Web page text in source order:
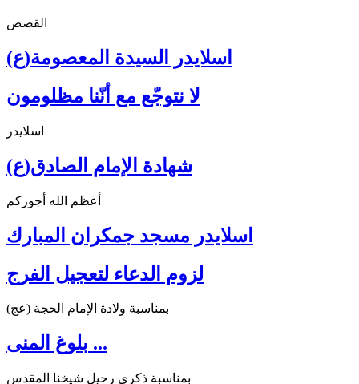
القصص
اسلايدر السيدة المعصومة(ع)
لا نتوجّع مع أنّنا مظلومون
اسلايدر
شهادة الإمام الصادق(ع)
أعظم الله أجوركم
اسلايدر مسجد جمكران المبارك
لزوم الدعاء لتعجيل الفرج
بمناسبة ولادة الإمام الحجة (عج)
بلوغ المنى ...
بمناسبة ذكرى رحيل شيخنا المقدس